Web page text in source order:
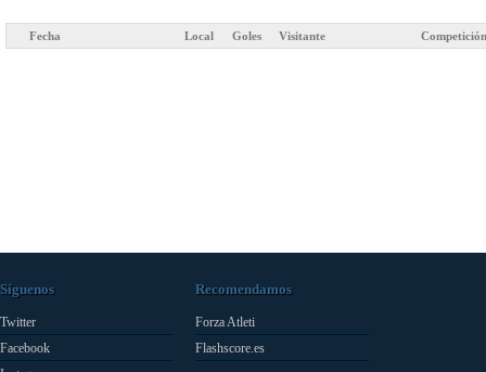
Fecha Local Goles Visitante Competición
Síguenos
Twitter
Facebook
Recomendamos
Forza Atleti
Flashscore.es